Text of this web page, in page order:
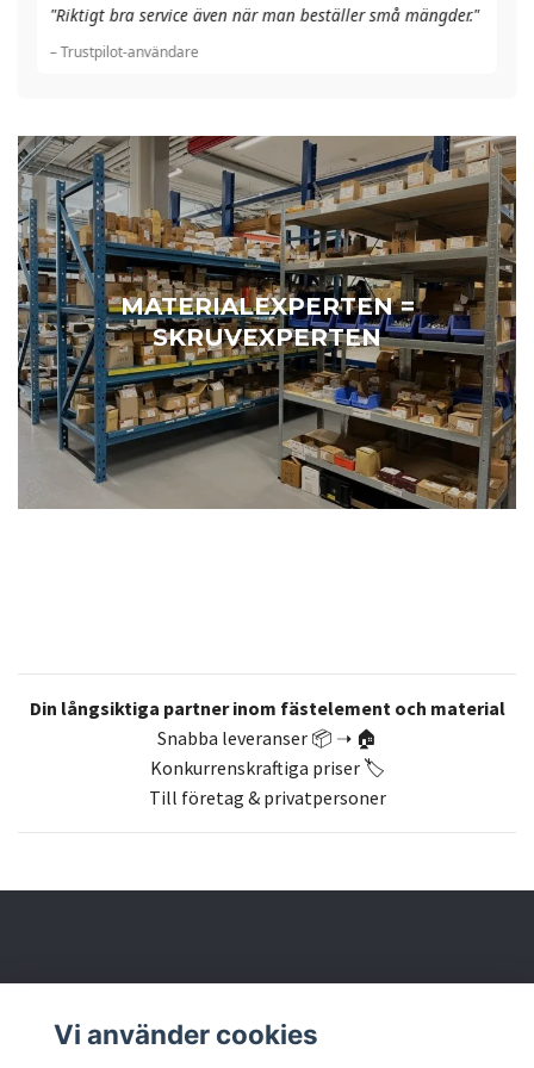
"Riktigt bra service även när man beställer små mängder."
– Trustpilot-användare
MATERIALEXPERTEN =
SKRUVEXPERTEN
Din långsiktiga partner inom fästelement och material
Snabba leveranser 📦 ➝ 🏠
Konkurrenskraftiga priser 🏷️
Till företag & privatpersoner
Vi använder cookies